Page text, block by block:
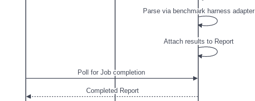
Parse via benchmark harness adapter
Attach results to Report
Poll for Job completion
Completed Report